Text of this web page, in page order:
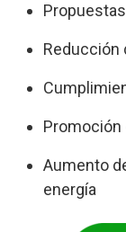
Reducción
Aumento
energía